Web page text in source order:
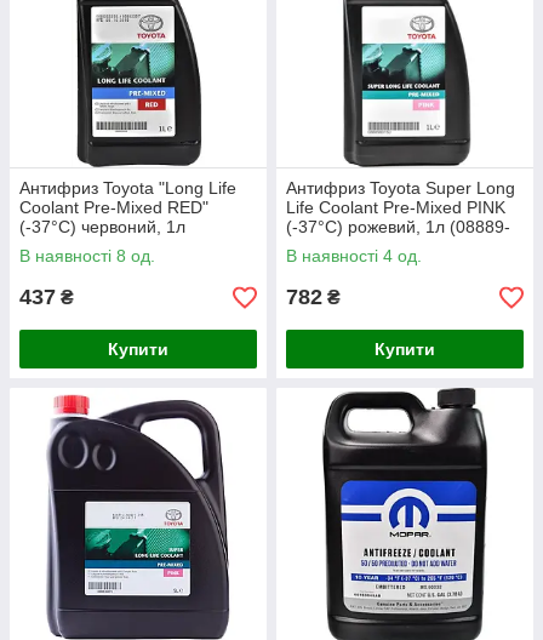
Антифриз Toyota "Long Life
Coolant Pre-Mixed RED"
(-37°C) червоний, 1л
(0888980006)
В наявності 8 од.
437 ₴
Купити
Антифриз Toyota Super Long
Life Coolant Pre-Mixed PINK
(-37°C) рожевий, 1л (08889-
80150)
В наявності 4 од.
782 ₴
Купити